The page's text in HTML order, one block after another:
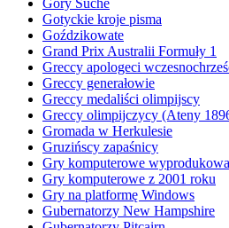
Góry Suche
Gotyckie kroje pisma
Goździkowate
Grand Prix Australii Formuły 1
Greccy apologeci
Greccy generałowie
Greccy medaliści olimpijscy
Greccy olimpijczycy (Ateny
Gromada w Herkulesie
Gruzińscy zapaśnicy
Gry komputerowe
Gry komputerowe z 2001 roku
Gry na platformę Windows
Gubernatorzy New Hampshire